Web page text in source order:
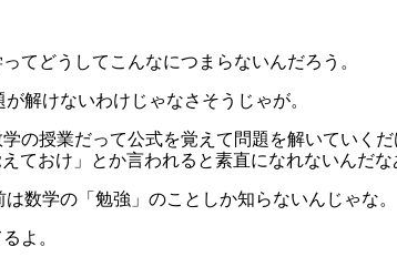
てどうしてこんなにつまらないんだろう。
解けないわけじゃなさそうじゃが。
の授業だって公式を覚えて問題を解いていく
ておけ」とか言われると素直になれないんだな
数学の「勉強」のことしか知らないんじゃな。
よ。